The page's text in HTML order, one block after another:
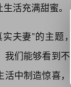
活充满甜蜜。
夫妻”的主
们能够看到
中制造惊喜